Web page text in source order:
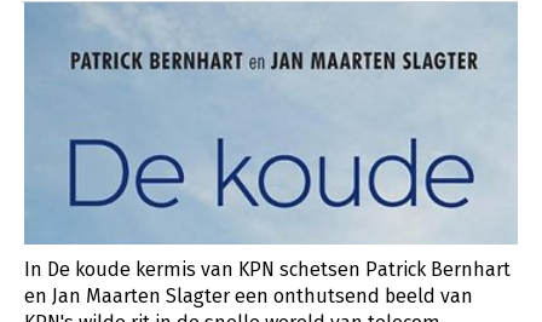
In De koude kermis van KPN schetsen Patrick Bernhart
en Jan Maarten Slagter een onthutsend beeld van